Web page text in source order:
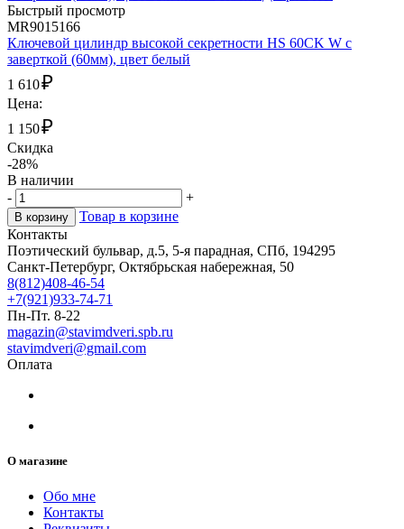
Быстрый просмотр
MR9015166
Ключевой цилиндр высокой секретности HS 60CK W с
заверткой (60мм), цвет белый
1 610₽
Цена:
1 150₽
Скидка
-28%
В наличии
-
+
В корзину
Товар в корзине
Контакты
Поэтический бульвар, д.5, 5-я парадная, СПб, 194295
Санкт-Петербург, Октябрьская набережная, 50
8(812)408-46-54
+7(921)933-74-71
Пн-Пт. 8-22
magazin@stavimdveri.spb.ru
stavimdveri@gmail.com
Оплата
О магазине
Обо мне
Контакты